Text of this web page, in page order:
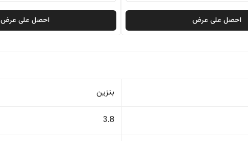
احصل على عرض احصل على عرض
بنزين
3.8